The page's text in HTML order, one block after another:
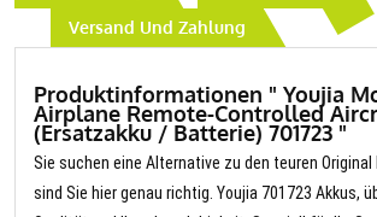
Versand Und Zahlung
Produktinformationen " Youjia
Airplane Remote-Controlled
(Ersatzakku / Batterie) 701723 "
Sie suchen eine Alternative zu den teuren Original
sind Sie hier genau richtig. Youjia 701723 Akkus,